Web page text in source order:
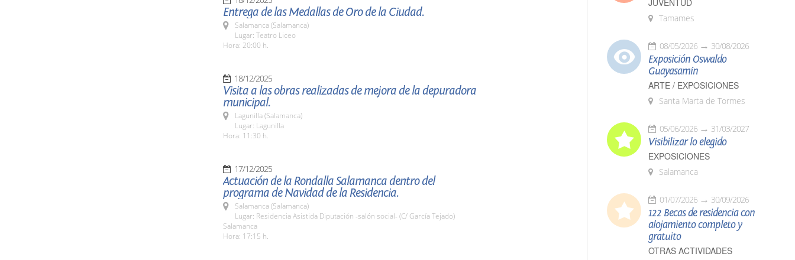
Entrega de las Medallas de Oro de la Ciudad.
Salamanca (Salamanca)
Lugar: Teatro Liceo
Hora: 20:00 h.
18/12/2025
Visita a las obras realizadas de mejora de la depuradora
municipal.
Lagunilla (Salamanca)
Lugar: Lagunilla
Hora: 11:30 h.
17/12/2025
Actuación de la Rondalla Salamanca dentro del
programa de Navidad de la Residencia.
Salamanca (Salamanca)
Lugar: Residencia Asistida Diputación -salón social- (C/ García Tejado)
Salamanca
Hora: 17:15 h.
JUVENTUD
Tamames
08/05/2026 30/08/2026
Exposición Oswaldo
Guayasamín
ARTE / EXPOSICIONES
Santa Marta de Tormes
05/06/2026 31/03/2027
Visibilizar lo elegido
EXPOSICIONES
Salamanca
01/07/2026 30/09/2026
122 Becas de residencia con
alojamiento completo y
gratuito
OTRAS ACTIVIDADES